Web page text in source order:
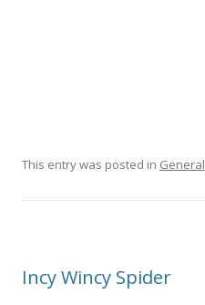
This entry was posted in General
Incy Wincy Spider